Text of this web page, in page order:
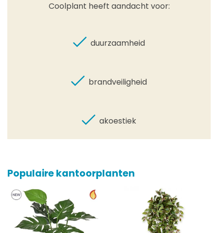
Coolplant heeft aandacht voor:
duurzaamheid
brandveiligheid
akoestiek
Populaire kantoorplanten